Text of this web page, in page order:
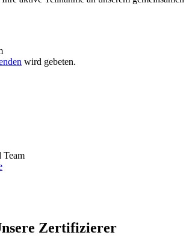
wird gebeten.
Zertifizierer